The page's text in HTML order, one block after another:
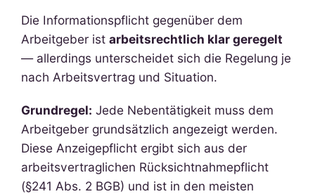
Die Informationspflicht gegenüber dem
Arbeitgeber ist arbeitsrechtlich klar geregelt
— allerdings unterscheidet sich die Regelung je
nach Arbeitsvertrag und Situation.
Grundregel: Jede Nebentätigkeit muss dem
Arbeitgeber grundsätzlich angezeigt werden.
Diese Anzeigepflicht ergibt sich aus der
arbeitsvertraglichen Rücksichtnahmepflicht
(§241 Abs. 2 BGB) und ist in den meisten